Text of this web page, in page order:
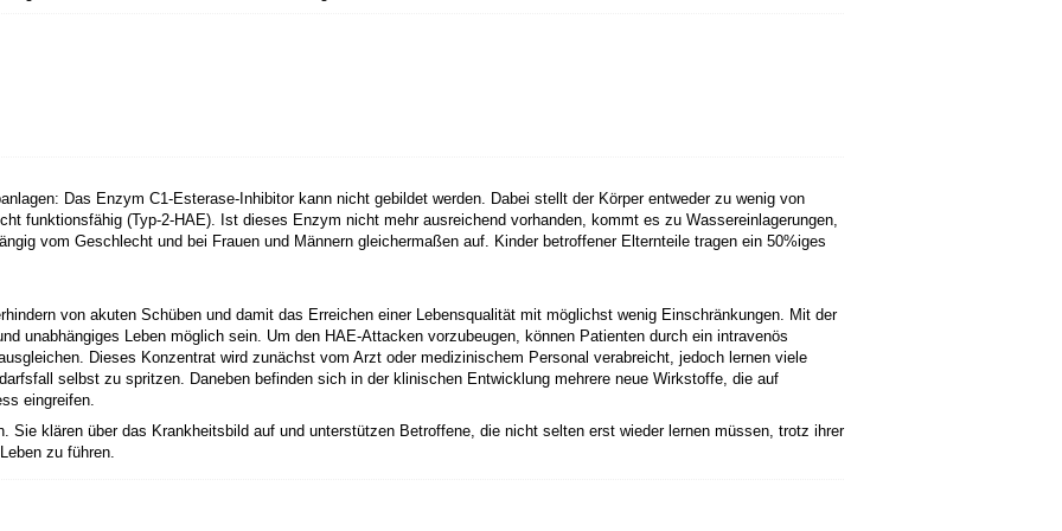
Das Enzym C1-Esterase-Inhibitor kann nicht gebildet werden. Dabei stellt der Körper entweder zu wenig von
funktionsfähig (Typ-2-HAE). Ist dieses Enzym nicht mehr ausreichend vorhanden, kommt es zu Wassereinlagerungen,
vom Geschlecht und bei Frauen und Männern gleichermaßen auf. Kinder betroffener Elternteile tragen ein 50%iges
von akuten Schüben und damit das Erreichen einer Lebensqualität mit möglichst wenig Einschränkungen. Mit der
unabhängiges Leben möglich sein. Um den HAE-Attacken vorzubeugen, können Patienten durch ein intravenös
Dieses Konzentrat wird zunächst vom Arzt oder medizinischem Personal verabreicht, jedoch lernen viele
selbst zu spritzen. Daneben befinden sich in der klinischen Entwicklung mehrere neue Wirkstoffe, die auf
eingreifen.
Sie klären über das Krankheitsbild auf und unterstützen Betroffene, die nicht selten erst wieder lernen müssen, trotz ihrer
zu führen.